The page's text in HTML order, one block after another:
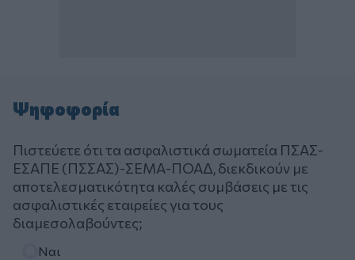
Ψηφοφορία
Πιστεύετε ότι τα ασφαλιστικά σωματεία ΠΣΑΣ-
ΕΣΑΠΕ (ΠΣΣΑΣ)-ΣΕΜΑ-ΠΟΑΔ, διεκδικούν με
αποτελεσματικότητα καλές συμβάσεις με τις
ασφαλιστικές εταιρείες για τους
διαμεσολαβούντες;
Ναι